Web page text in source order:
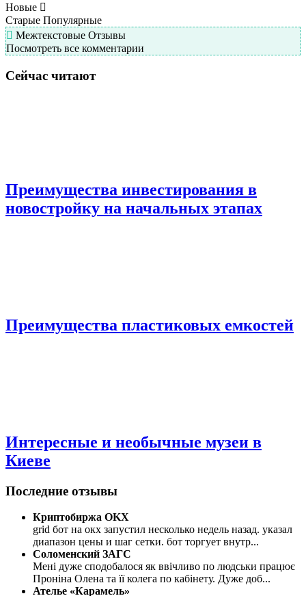
Новые
Старые Популярные
Межтекстовые Отзывы
Посмотреть все комментарии
Сейчас читают
Преимущества инвестирования в
новостройку на начальных этапах
Преимущества пластиковых емкостей
Интересные и необычные музеи в
Киеве
Последние отзывы
Криптобиржа OKX
grid бот на окх запустил несколько недель назад. указал
диапазон цены и шаг сетки. бот торгует внутр...
Соломенский ЗАГС
Мені дуже сподобалося як ввічливо по людськи працює
Проніна Олена та її колега по кабінету. Дуже доб...
Ателье «Карамель»